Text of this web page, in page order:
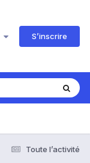
S’inscrire
Toute l’activité